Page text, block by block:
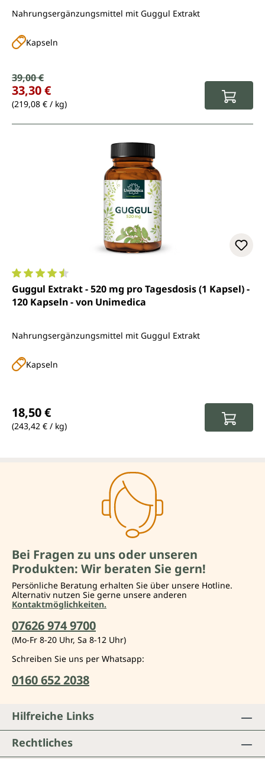
Nahrungsergänzungsmittel mit Guggul Extrakt
Kapseln
Verkaufspreis:
Regulärer Preis:
39,00 €
33,30 €
(219,08 € / kg)
Durchschnittliche Bewertung von 4.4 von 5 Sternen
Guggul Extrakt - 520 mg pro Tagesdosis (1 Kapsel) -
120 Kapseln - von Unimedica
Nahrungsergänzungsmittel mit Guggul Extrakt
Kapseln
18,50 €
(243,42 € / kg)
Bei Fragen zu uns oder unseren
Produkten: Wir beraten Sie gern!
Persönliche Beratung erhalten Sie über unsere Hotline.
Alternativ nutzen Sie gerne unsere anderen
Kontaktmöglichkeiten.
07626 974 9700
(Mo-Fr 8-20 Uhr, Sa 8-12 Uhr)
Schreiben Sie uns per Whatsapp:
0160 652 2038
Hilfreiche Links
Rechtliches